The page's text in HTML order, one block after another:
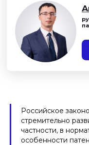
Российское
стремительно
частности, в
особенности